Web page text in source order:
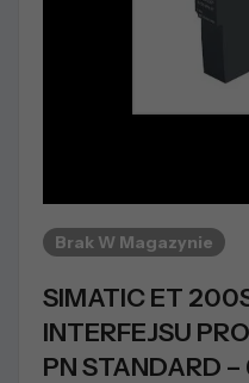
Brak W Magazynie
SIMATIC ET
INTERFEJSU
PN STANDARD –